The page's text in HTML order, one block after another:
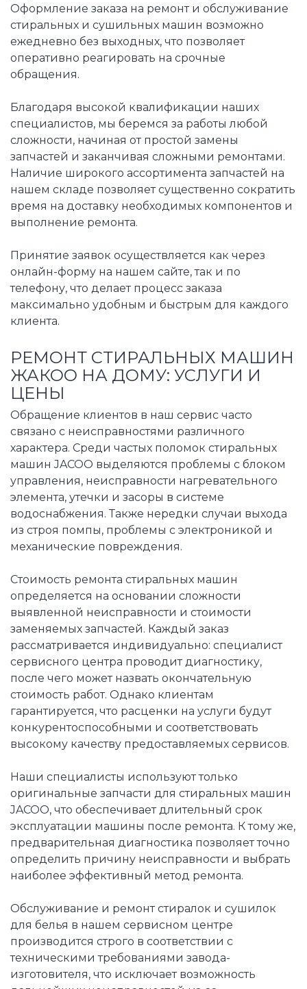
Оформление заказа на ремонт и обслуживание
стиральных и сушильных машин возможно
ежедневно без выходных, что позволяет
оперативно реагировать на срочные
обращения.
Благодаря высокой квалификации наших
специалистов, мы беремся за работы любой
сложности, начиная от простой замены
запчастей и заканчивая сложными ремонтами.
Наличие широкого ассортимента запчастей на
нашем складе позволяет существенно сократить
время на доставку необходимых компонентов и
выполнение ремонта.
Принятие заявок осуществляется как через
онлайн-форму на нашем сайте, так и по
телефону, что делает процесс заказа
максимально удобным и быстрым для каждого
клиента.
РЕМОНТ СТИРАЛЬНЫХ МАШИН
ЖАКОО НА ДОМУ: УСЛУГИ И
ЦЕНЫ
Обращение клиентов в наш сервис часто
связано с неисправностями различного
характера. Среди частых поломок стиральных
машин JACOO выделяются проблемы с блоком
управления, неисправности нагревательного
элемента, утечки и засоры в системе
водоснабжения. Также нередки случаи выхода
из строя помпы, проблемы с электроникой и
механические повреждения.
Стоимость ремонта стиральных машин
определяется на основании сложности
выявленной неисправности и стоимости
заменяемых запчастей. Каждый заказ
рассматривается индивидуально: специалист
сервисного центра проводит диагностику,
после чего может назвать окончательную
стоимость работ. Однако клиентам
гарантируется, что расценки на услуги будут
конкурентоспособными и соответствовать
высокому качеству предоставляемых сервисов.
Наши специалисты используют только
оригинальные запчасти для стиральных машин
JACOO, что обеспечивает длительный срок
эксплуатации машины после ремонта. К тому же,
предварительная диагностика позволяет точно
определить причину неисправности и выбрать
наиболее эффективный метод ремонта.
Обслуживание и ремонт стиралок и сушилок
для белья в нашем сервисном центре
производится строго в соответствии с
техническими требованиями завода-
изготовителя, что исключает возможность